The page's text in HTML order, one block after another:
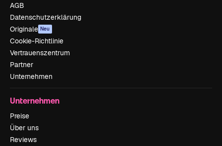
AGB
Datenschutzerklärung
Originale Neu
Cookie-Richtlinie
Vertrauenszentrum
Partner
Unternehmen
Unternehmen
Preise
Über uns
Reviews